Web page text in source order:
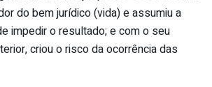
do bem jurídico (vida) e assumiu a
impedir o resultado; e com o seu
criou o risco da ocorrência das